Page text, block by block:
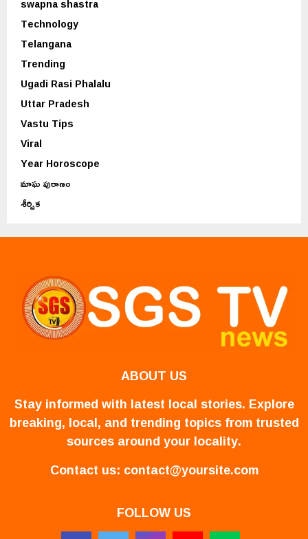
swapna shastra
Technology
Telangana
Trending
Ugadi Rasi Phalalu
Uttar Pradesh
Vastu Tips
Viral
Year Horoscope
మాఘ పురాణం
శీర్షిక
ABOUT US
Stay informed with latest local stories. Explore
breaking, local, and trending topics from trusted
sources around your locality.
Contact us: contact@yoursite.com
FOLLOW US